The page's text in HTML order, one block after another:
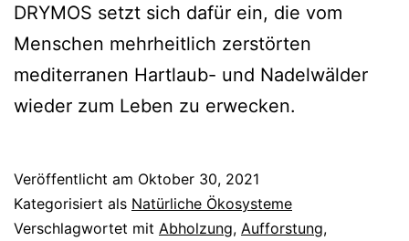
DRYMOS setzt sich dafür ein, die vom
Menschen mehrheitlich zerstörten
mediterranen Hartlaub- und Nadelwälder
wieder zum Leben zu erwecken.
Veröffentlicht am Oktober 30, 2021
Kategorisiert als Natürliche Ökosysteme
Verschlagwortet mit Abholzung, Aufforstung,